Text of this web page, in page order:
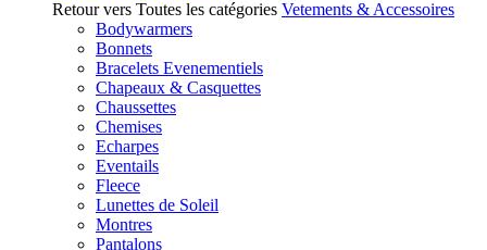
Retour vers Toutes les catégories Vetements & Accessoires
Bodywarmers
Bonnets
Bracelets Evenementiels
Chapeaux & Casquettes
Chaussettes
Chemises
Echarpes
Eventails
Fleece
Lunettes de Soleil
Montres
Pantalons